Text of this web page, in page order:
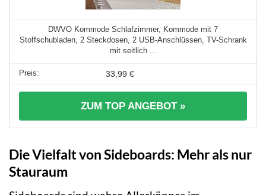
DWVO Kommode Schlafzimmer, Kommode mit 7
Stoffschubladen, 2 Steckdosen, 2 USB-Anschlüssen, TV-Schrank
mit seitlich ...
33,99 €
ZUM TOP ANGEBOT »
Die Vielfalt von Sideboards: Mehr als nur
Stauraum